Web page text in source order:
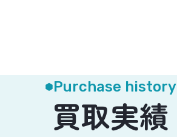
Purchase history
買取実績